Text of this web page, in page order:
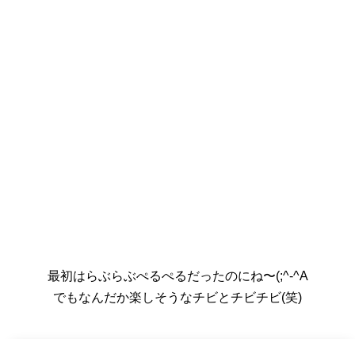
最初はらぶらぶぺるぺるだったのにね〜(;^-^A
でもなんだか楽しそうなチビとチビチビ(笑)